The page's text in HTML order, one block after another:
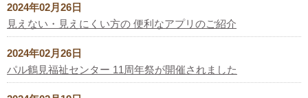
2024年02月26日
見えない・見えにくい方の 便利なアプリのご紹介
2024年02月26日
パル鶴見福祉センター 11周年祭が開催されました